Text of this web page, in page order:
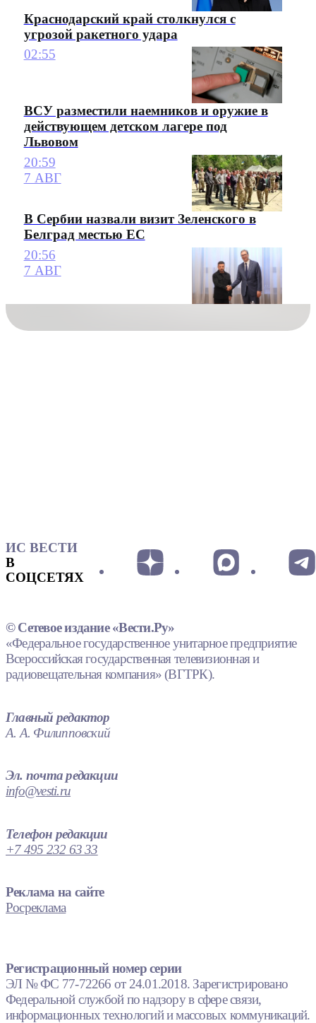
Краснодарский край столкнулся с
угрозой ракетного удара
02:55
ВСУ разместили наемников и оружие в
действующем детском лагере под
Львовом
20:59
7 АВГ
В Сербии назвали визит Зеленского в
Белград местью ЕС
20:56
7 АВГ
ИС ВЕСТИ
В
СОЦСЕТЯХ
© Сетевое издание «Вести.Ру»
«Федеральное государственное унитарное предприятие
Всероссийская государственная телевизионная и
радиовещательная компания» (ВГТРК).
Главный редактор
А. А. Филипповский
Эл. почта редакции
info@vesti.ru
Телефон редакции
+7 495 232 63 33
Реклама на сайте
Росреклама
Регистрационный номер серии
ЭЛ № ФС 77-72266 от 24.01.2018. Зарегистрировано
Федеральной службой по надзору в сфере связи,
информационных технологий и массовых коммуникаций.